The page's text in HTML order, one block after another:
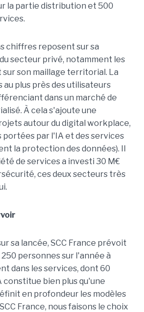
la partie distribution et 500
chiffres reposent sur sa
secteur privé, notamment les
sur son maillage territorial. La
au plus près des utilisateurs
dans un marché de
À cela s'ajoute une
autour du digital workplace,
par l'IA et des services
la protection des données). Il
de services a investi 30 M€
ces deux secteurs très
sa lancée, SCC France prévoit
personnes sur l'année à
dans les services, dont 60
constitue bien plus qu'une
en profondeur les modèles
France, nous faisons le choix